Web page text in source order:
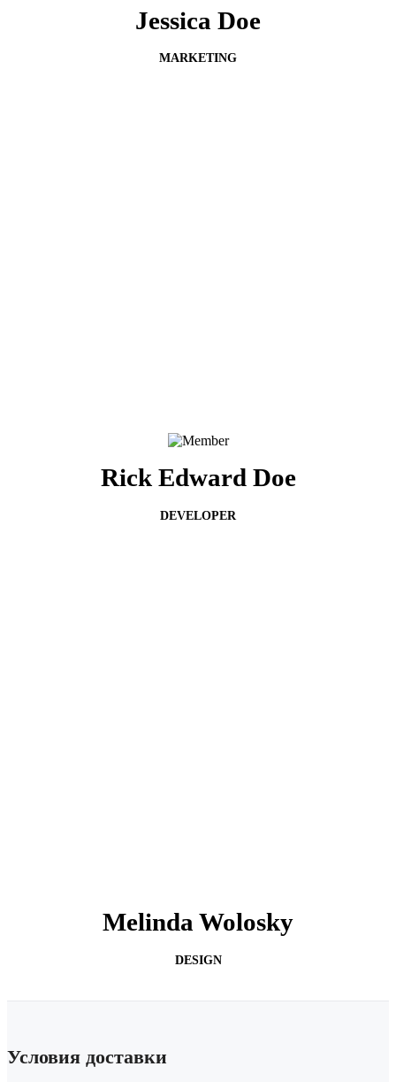
Jessica Doe
MARKETING
Rick Edward Doe
DEVELOPER
Melinda Wolosky
DESIGN
Условия доставки